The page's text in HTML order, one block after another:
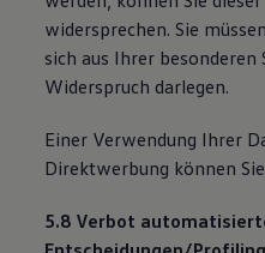
widersprechen. Sie
sich aus Ihrer
Widerspruch darlegen.
Einer Verwendung Ihrer
Direktwerbung können
5.8 Verbot